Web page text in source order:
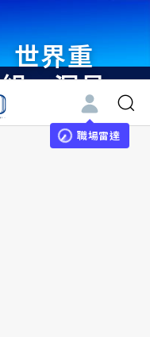
世界重
組・洞見
未來 與
世界領袖
職場雷達